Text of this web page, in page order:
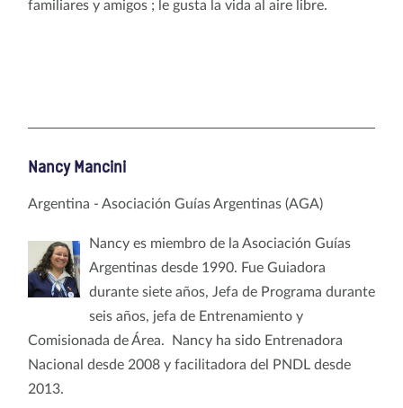
familiares y amigos ; le gusta la vida al aire libre.
Nancy Mancini
Argentina - Asociación Guías Argentinas (AGA)
Nancy es miembro de la Asociación Guías
Argentinas desde 1990. Fue Guiadora
durante siete años, Jefa de Programa durante
seis años, jefa de Entrenamiento y
Comisionada de Área. Nancy ha sido Entrenadora
Nacional desde 2008 y facilitadora del PNDL desde
2013.